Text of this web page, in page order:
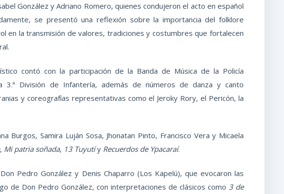
González y Adriano Romero, quienes condujeron el acto en español
se presentó una reflexión sobre la importancia del folklore
en la transmisión de valores, tradiciones y costumbres que fortalecen
contó con la participación de la Banda de Música de la Policía
3.ª División de Infantería, además de números de danza y canto
y coreografías representativas como el Jeroky Rory, el Pericón, la
Samira Luján Sosa, Jhonatan Pinto, Francisco Vera y Micaela
, Mi patria soñada, 13 Tuyutíy Recuerdos de Ypacaraí.
Pedro González y Denis Chaparro (Los Kapelú), que evocaron las
de Don Pedro González, con interpretaciones de clásicos como 3 de